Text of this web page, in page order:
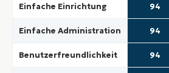
Einfache Einrichtung 94
Einfache Administration 94
Benutzerfreundlichkeit 94